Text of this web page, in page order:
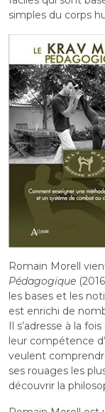
simples du corps
Romain Morell
Pédagogique
les bases et les
est enrichi de
Il s’adresse à la
leur compétence
veulent
ses rouages les
découvrir la